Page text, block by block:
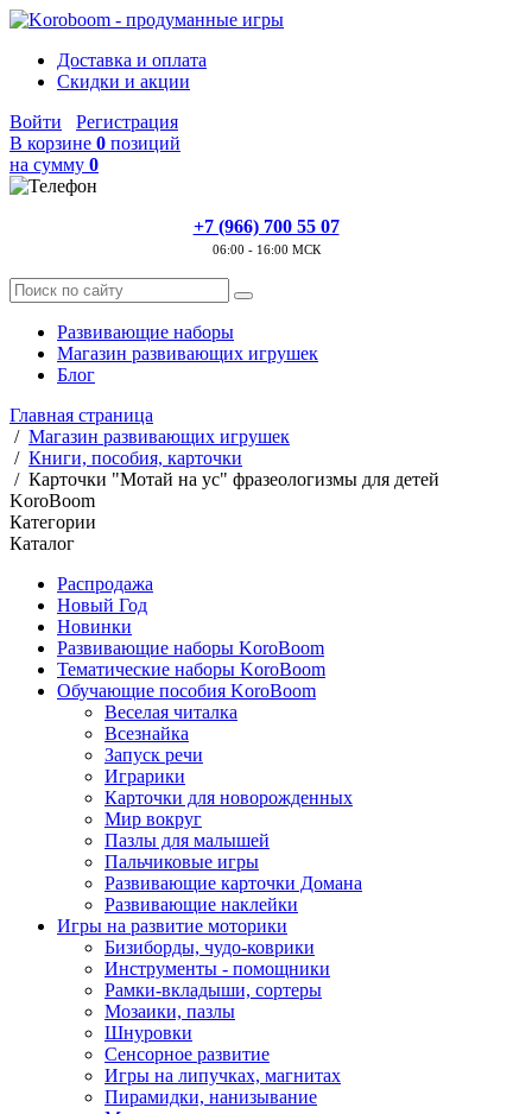
Доставка и оплата
Скидки и акции
Войти
Регистрация
В корзине 0 позиций
на сумму 0
+7 (966) 700 55 07
06:00 - 16:00 МСК
Развивающие наборы
Магазин развивающих игрушек
Блог
Главная страница
/ Магазин развивающих игрушек
/ Книги, пособия, карточки
/ Карточки "Мотай на ус" фразеологизмы для детей
KoroBoom
Категории
Каталог
Распродажа
Новый Год
Новинки
Развивающие наборы KoroBoom
Тематические наборы KoroBoom
Обучающие пособия KoroBoom
Веселая читалка
Всезнайка
Запуск речи
Играрики
Карточки для новорожденных
Мир вокруг
Пазлы для малышей
Пальчиковые игры
Развивающие карточки Домана
Развивающие наклейки
Игры на развитие моторики
Бизиборды, чудо-коврики
Инструменты - помощники
Рамки-вкладыши, сортеры
Мозаики, пазлы
Шнуровки
Сенсорное развитие
Игры на липучках, магнитах
Пирамидки, нанизывание